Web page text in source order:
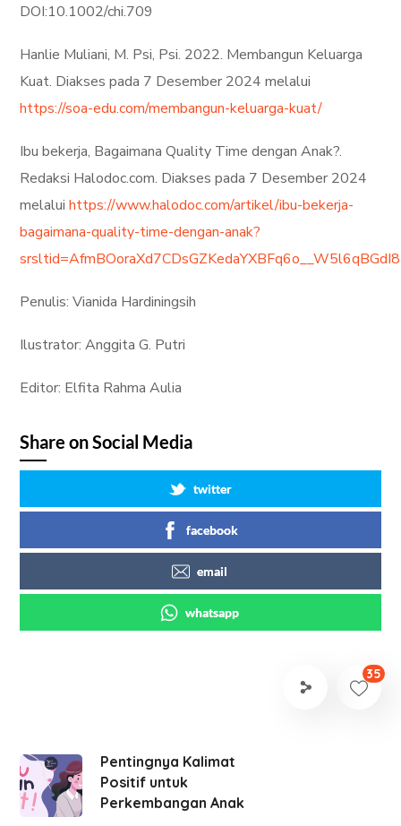
DOI:10.1002/chi.709
Hanlie Muliani, M. Psi, Psi. 2022. Membangun Keluarga
Kuat. Diakses pada 7 Desember 2024 melalui
https://soa-edu.com/membangun-keluarga-kuat/
Ibu bekerja, Bagaimana Quality Time dengan Anak?.
Redaksi Halodoc.com. Diakses pada 7 Desember 2024
melaluihttps://www.halodoc.com/artikel/ibu-bekerja-
bagaimana-quality-time-dengan-anak?
Penulis: Vianida Hardiningsih
Ilustrator: Anggita G. Putri
Editor: Elfita Rahma Aulia
Share on Social Media
twitter
facebook
email
whatsapp
35
Pentingnya Kalimat
Positif untuk
Perkembangan Anak